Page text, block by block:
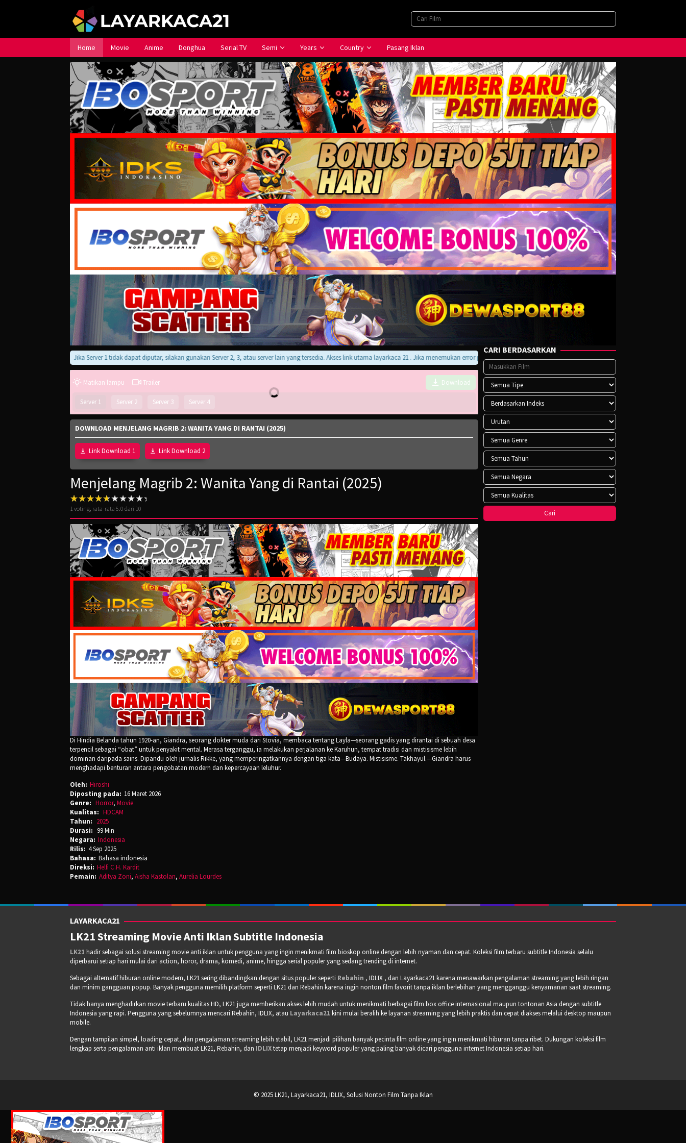
Home Movie Anime Donghua Serial TV Semi Years Country Pasang Iklan
Jika Server 1 tidak dapat diputar, silakan gunakan Server 2, 3, atau server lain yang tersedia. Akses link utama layarkaca 21 . Jika menemukan error pada player atau saat download, hubungi kami di Telegram.
Matikan lampu Trailer Download
Server 1 Server 2 Server 3 Server 4
DOWNLOAD MENJELANG MAGRIB 2: WANITA YANG DI RANTAI (2025)
Link Download 1 Link Download 2
Menjelang Magrib 2: Wanita Yang di Rantai (2025)
1voting, rata-rata 5.0 dari 10
Di Hindia Belanda tahun 1920-an, Giandra, seorang dokter muda dari Stovia, membaca tentang Layla—seorang gadis yang dirantai di sebuah desa
terpencil sebagai “obat” untuk penyakit mental. Merasa terganggu, ia melakukan perjalanan ke Karuhun, tempat tradisi dan mistisisme lebih
dominan daripada sains. Dipandu oleh jurnalis Rikke, yang memperingatkannya dengan tiga kata—Budaya. Mistisisme. Takhayul.—Giandra harus
menghadapi benturan antara pengobatan modern dan kepercayaan leluhur.
Oleh: Hiroshi
Diposting pada: 16 Maret 2026
Genre: Horror, Movie
Kualitas: HDCAM
Tahun: 2025
Durasi: 99 Min
Negara: Indonesia
Rilis: 4 Sep 2025
Bahasa: Bahasa indonesia
Direksi: Helfi C.H. Kardit
Pemain: Aditya Zoni, Aisha Kastolan, Aurelia Lourdes
CARI BERDASARKAN
LAYARKACA21
LK21 Streaming Movie Anti Iklan Subtitle Indonesia
LK21 hadir sebagai solusi streaming movie anti iklan untuk pengguna yang ingin menikmati film bioskop online dengan lebih nyaman dan cepat. Koleksi film terbaru subtitle Indonesia selalu
diperbarui setiap hari mulai dari action, horor, drama, komedi, anime, hingga serial populer yang sedang trending di internet.
Sebagai alternatif hiburan online modern, LK21 sering dibandingkan dengan situs populer seperti Rebahin , IDLIX , dan Layarkaca21 karena menawarkan pengalaman streaming yang lebih ringan
dan minim gangguan popup. Banyak pengguna memilih platform seperti LK21 dan Rebahin karena ingin nonton film favorit tanpa iklan berlebihan yang mengganggu kenyamanan saat streaming.
Tidak hanya menghadirkan movie terbaru kualitas HD, LK21 juga memberikan akses lebih mudah untuk menikmati berbagai film box office internasional maupun tontonan Asia dengan subtitle
Indonesia yang rapi. Pengguna yang sebelumnya mencari Rebahin, IDLIX, atau Layarkaca21 kini mulai beralih ke layanan streaming yang lebih praktis dan cepat diakses melalui desktop maupun
mobile.
Dengan tampilan simpel, loading cepat, dan pengalaman streaming lebih stabil, LK21 menjadi pilihan banyak pecinta film online yang ingin menikmati hiburan tanpa ribet. Dukungan koleksi film
lengkap serta pengalaman anti iklan membuat LK21, Rebahin, dan IDLIXtetap menjadi keyword populer yang paling banyak dicari pengguna internet Indonesia setiap hari.
© 2025 LK21, Layarkaca21, IDLIX, Solusi Nonton Film Tanpa Iklan